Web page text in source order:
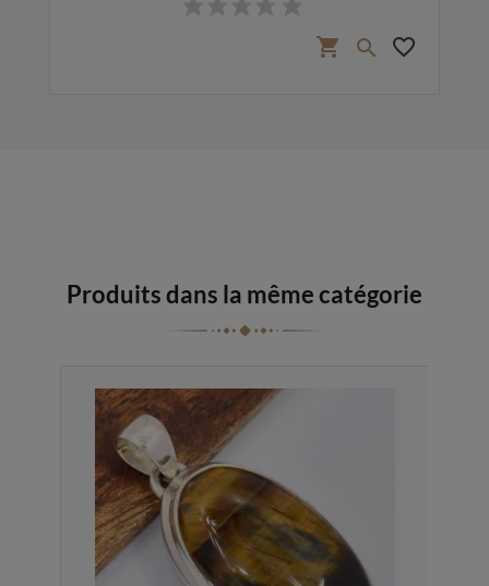
shopping_cart  favorite_border
Produits dans la même catégorie